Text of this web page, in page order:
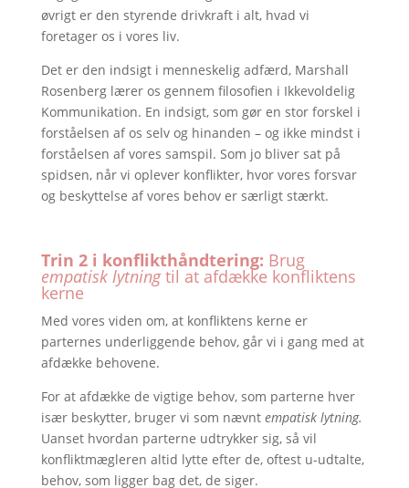
øvrigt er den styrende drivkraft i alt, hvad vi
foretager os i vores liv.
Det er den indsigt i menneskelig adfærd, Marshall
Rosenberg lærer os gennem filosofien i Ikkevoldelig
Kommunikation. En indsigt, som gør en stor forskel i
forståelsen af os selv og hinanden – og ikke mindst i
forståelsen af vores samspil. Som jo bliver sat på
spidsen, når vi oplever konflikter, hvor vores forsvar
og beskyttelse af vores behov er særligt stærkt.
Trin 2 i konflikthåndtering: Brug
empatisk lytningtil at afdække konfliktens
kerne
Med vores viden om, at konfliktens kerne er
parternes underliggende behov, går vi i gang med at
afdække behovene.
For at afdække de vigtige behov, som parterne hver
især beskytter, bruger vi som nævnt empatisk lytning.
Uanset hvordan parterne udtrykker sig, så vil
konfliktmægleren altid lytte efter de, oftest u-udtalte,
behov, som ligger bag det, de siger.